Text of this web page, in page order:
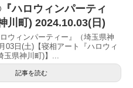
ハロウィンパーティ
川町) 2024.10.03(日)
ウィンパーティー』（埼玉県神
03日(土)【寝相アート『ハロウィ
玉県神川町)】...
記事を読む